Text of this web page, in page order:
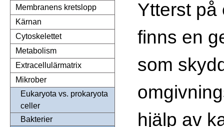
Membranens kretslopp
Kärnan
Cytoskelettet
Metabolism
Extracellulärmatrix
Mikrober
Eukaryota vs. prokaryota
celler
Bakterier
Ytterst på
finns en
som
hjälp av